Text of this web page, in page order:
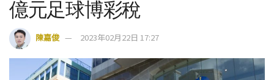
億元足球博彩稅
陳嘉俊 2023年02月22日 17:27